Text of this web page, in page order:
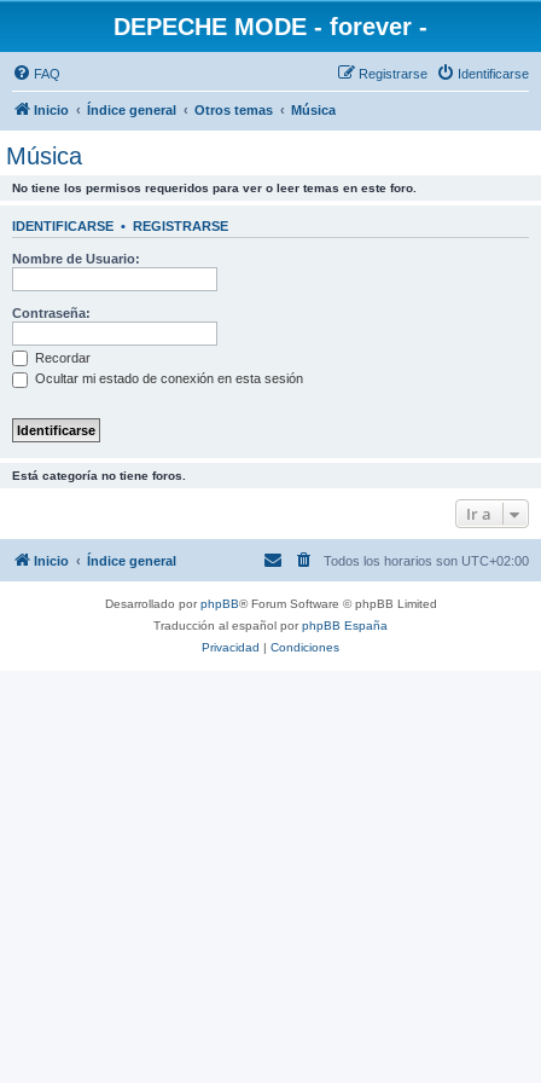
DEPECHE MODE - forever -
FAQ Identificarse
Registrarse
Inicio Índice general Otros temas Música
Música
No tiene los permisos requeridos para ver o leer temas en este foro.
IDENTIFICARSE • REGISTRARSE
Nombre de Usuario:
Contraseña:
Recordar
Ocultar mi estado de conexión en esta sesión
Está categoría no tiene foros.
Ir a
Inicio Índice general Todos los horarios son UTC+02:00
Desarrollado porphpBB® Forum Software © phpBB Limited
Traducción al español porphpBB España
Privacidad | Condiciones